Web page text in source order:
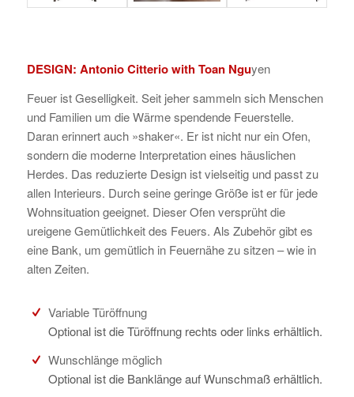
DESIGN: Antonio Citterio with Toan Nguyen
Feuer ist Geselligkeit. Seit jeher sammeln sich Menschen
und Familien um die Wärme spendende Feuerstelle.
Daran erinnert auch »shaker«. Er ist nicht nur ein Ofen,
sondern die moderne Interpretation eines häuslichen
Herdes. Das reduzierte Design ist vielseitig und passt zu
allen Interieurs. Durch seine geringe Größe ist er für jede
Wohnsituation geeignet. Dieser Ofen versprüht die
ureigene Gemütlichkeit des Feuers. Als Zubehör gibt es
eine Bank, um gemütlich in Feuernähe zu sitzen – wie in
alten Zeiten.
Variable Türöffnung
Optional ist die Türöffnung rechts oder links erhältlich.
Wunschlänge möglich
Optional ist die Banklänge auf Wunschmaß erhältlich.